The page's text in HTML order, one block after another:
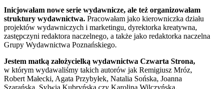
Inicjowałam nowe serie wydawnicze, ale też organizowałam
struktury wydawnictwa. Pracowałam jako kierowniczka działu
projektów wydawniczych i marketingu, dyrektorka kreatywna,
zastępczyni redaktora naczelnego, a także jako redaktorka naczelna
Grupy Wydawnictwa Poznańskiego.
Jestem matką założycielką wydawnictwa Czwarta Strona,
w którym wydawaliśmy takich autorów jak Remigiusz Mróz,
Robert Małecki, Agata Przybyłek, Natalia Sońska, Joanna
Szarańska, Sylwia Kubryńska czy Karolina Wilczyńska.